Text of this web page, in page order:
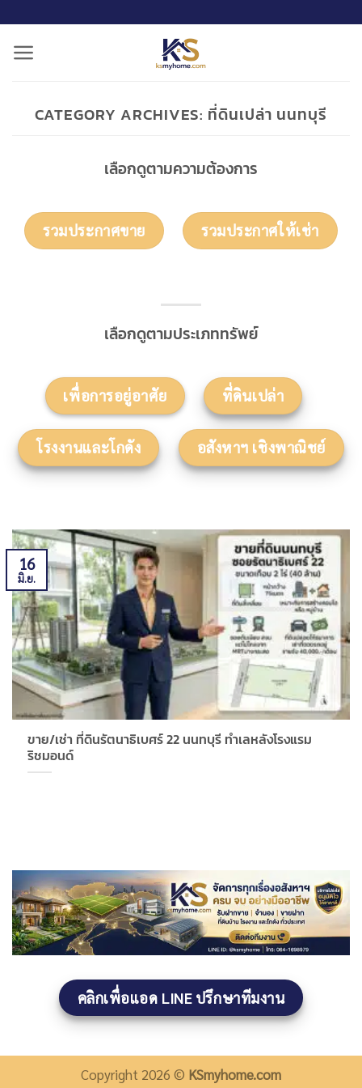
CATEGORY ARCHIVES: ที่ดินเปล่า นนทบุรี
เลือกดูตามความต้องการ
รวมประกาศขาย รวมประกาศให้เช่า
เลือกดูตามประเภททรัพย์
เพื่อการอยู่อาศัย ที่ดินเปล่า
โรงงานและโกดัง อสังหาฯ เชิงพาณิชย์
ขาย/เช่า ที่ดินรัตนาธิเบศร์ 22 นนทบุรี ทำเลหลังโรงแรม
ริชมอนด์
16
มิ.ย.
คลิกเพื่อแอด LINE ปรึกษาทีมงาน
Copyright 2026 © KSmyhome.com